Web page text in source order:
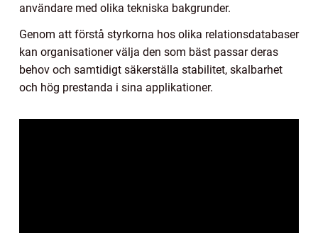
användare med olika tekniska bakgrunder.
Genom att förstå styrkorna hos olika relationsdatabaser
kan organisationer välja den som bäst passar deras
behov och samtidigt säkerställa stabilitet, skalbarhet
och hög prestanda i sina applikationer.